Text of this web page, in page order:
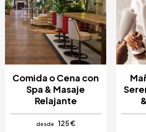
Comida o Cena con
Spa & Masaje
Relajante
desde
125 €